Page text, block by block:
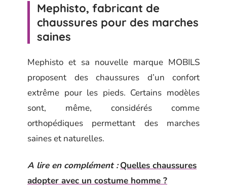
Mephisto, fabricant de
chaussures pour des marches
saines
Mephisto et sa nouvelle marque MOBILS
proposent des chaussures d’un confort
extrême pour les pieds. Certains modèles
sont, même, considérés comme
orthopédiques permettant des marches
saines et naturelles.
A lire en complément : Quelles chaussures
adopter avec un costume homme ?